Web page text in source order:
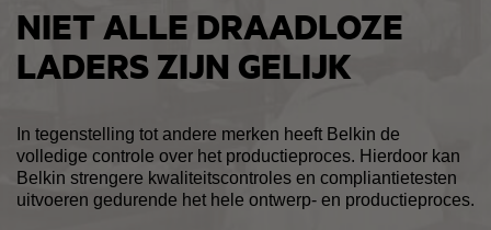
NIET ALLE DRAADLOZE
LADERS ZIJN GELIJK
In tegenstelling tot andere merken heeft Belkin de
volledige controle over het productieproces. Hierdoor kan
Belkin strengere kwaliteitscontroles en compliantietesten
uitvoeren gedurende het hele ontwerp- en productieproces.